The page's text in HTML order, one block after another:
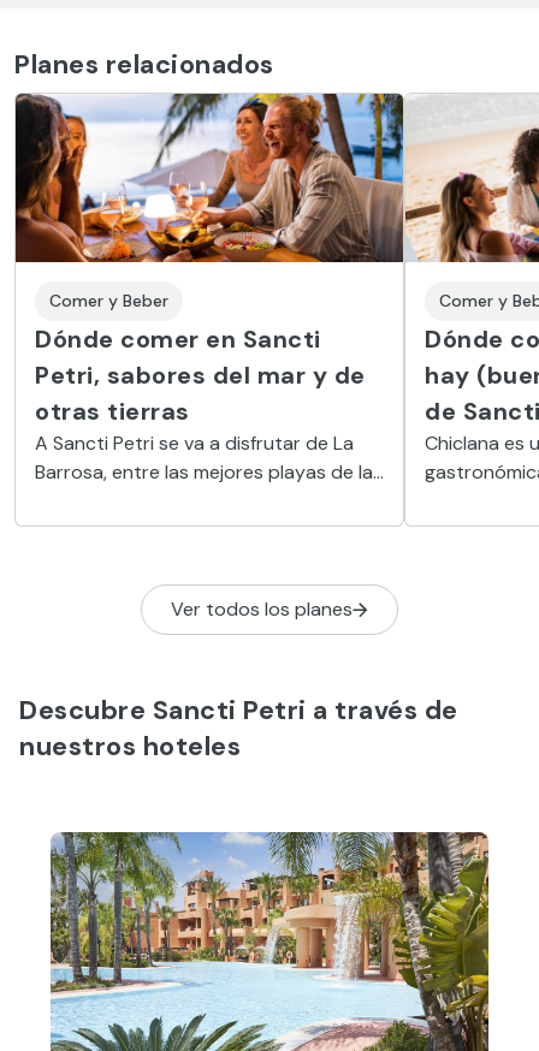
Planes relacionados
Comer y Beber
Dónde comer en Sancti
Petri, sabores del mar y de
otras tierras
A Sancti Petri se va a disfrutar de La
Barrosa, entre las mejores playas de la
cocinas más auténticas, diversas y
Comer y
Dónde
hay
de
Chiclana es
donde se
Ver todos los planes
Descubre Sancti Petri a través de
nuestros hoteles